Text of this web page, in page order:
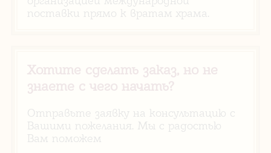
поставки прямо к вратам храма.
Хотите сделать заказ, но не
знаете с чего начать?
Отправьте заявку на консультацию с
Вашими пожелания. Мы с радостью
Вам поможем